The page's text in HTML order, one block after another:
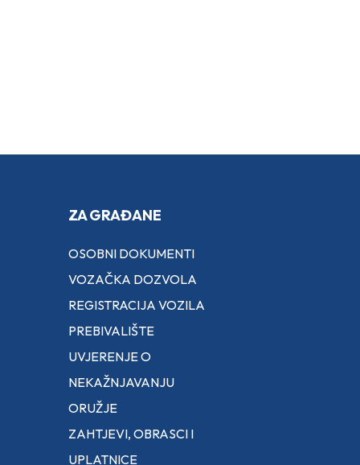
ZA GRAĐANE
OSOBNI DOKUMENTI
VOZAČKA DOZVOLA
REGISTRACIJA VOZILA
PREBIVALIŠTE
UVJERENJE O
NEKAŽNJAVANJU
ORUŽJE
ZAHTJEVI, OBRASCI I
UPLATNICE